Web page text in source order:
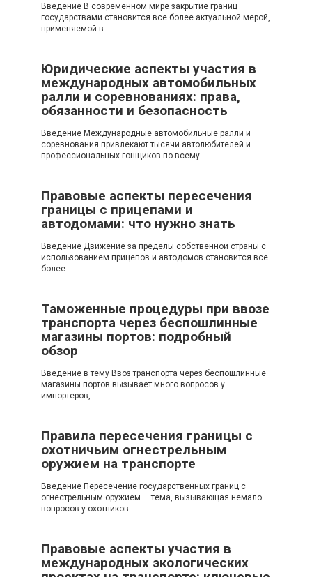
Введение В современном мире закрытие границ
государствами становится все более актуальной мерой,
применяемой в
Юридические аспекты участия в
международных автомобильных
ралли и соревнованиях: права,
обязанности и безопасность
Введение Международные автомобильные ралли и
соревнования привлекают тысячи автолюбителей и
профессиональных гонщиков по всему
Правовые аспекты пересечения
границы с прицепами и
автодомами: что нужно знать
Введение Движение за пределы собственной страны с
использованием прицепов и автодомов становится все
более
Таможенные процедуры при ввозе
транспорта через беспошлинные
магазины портов: подробный
обзор
Введение в тему Ввоз транспорта через беспошлинные
магазины портов вызывает много вопросов у
импортеров,
Правила пересечения границы с
охотничьим огнестрельным
оружием на транспорте
Введение Пересечение государственных границ с
огнестрельным оружием — тема, вызывающая немало
вопросов у охотников
Правовые аспекты участия в
международных экологических